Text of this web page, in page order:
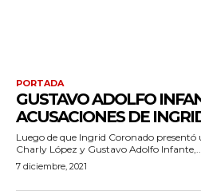
PORTADA
GUSTAVO ADOLFO
ACUSACIONES DE
Luego de que Ingrid Coronado
Charly López y Gustavo Adolfo Infante,...
7 diciembre, 2021